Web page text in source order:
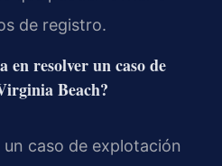
de registro.
en resolver un caso de
Beach?
caso de explotación